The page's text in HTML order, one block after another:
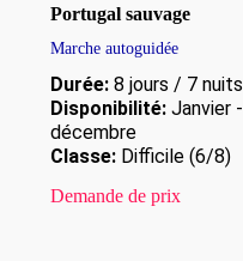
Portugal sauvage
Marche autoguidée
Durée: 8 jours / 7 nuits
Disponibilité: Janvier -
décembre
Classe: Difficile (6/8)
Demande de prix